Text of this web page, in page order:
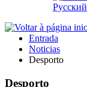
Pусский
Entrada
Noticias
Desporto
Desporto